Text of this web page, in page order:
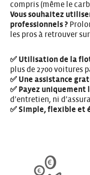
compris (même le
Vous souhaitez
professionnels ?
les pros à retrouver
✅ Utilisation de la
plus de 2700 voitures
✅ Une assistance
✅ Payez uniquement
d’entretien, ni
✅ Simple, flexible et